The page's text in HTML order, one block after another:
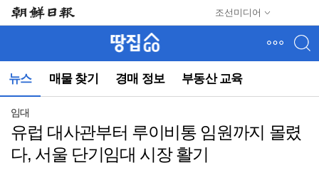
조선미디어
뉴스 매물 찾기 경매 정보 부동산 교육
뉴
(컨
임대
유럽 대사관부터 루이비통 임원까지 몰렸
다, 서울 단기임대 시장 활기